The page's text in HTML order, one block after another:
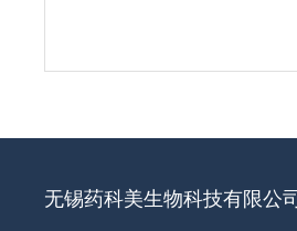
无锡药科美生物科技有限公司